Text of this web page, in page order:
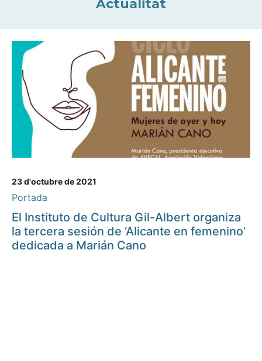
Actualitat
23 d'octubre de 2021
Portada
El Instituto de Cultura Gil-Albert organiza
la tercera sesión de ‘Alicante en femenino’
dedicada a Marián Cano